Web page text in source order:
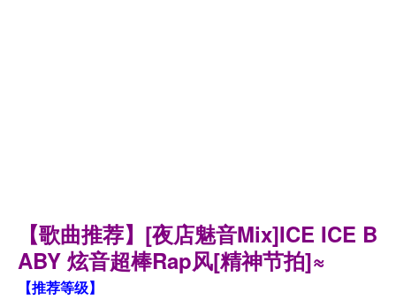
【歌曲推荐】[夜店魅音Mix]ICE ICE B
ABY 炫音超棒Rap风[精神节拍]≈
【推荐等级】